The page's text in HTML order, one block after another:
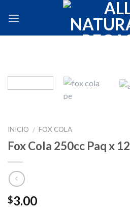
INICIO / FOX COLA
Fox Cola 250cc Paq x 12
$3.00